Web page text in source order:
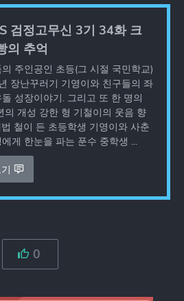
검정고무신 3기 34화 크
의 추억
의 주인공인 초등(그 시절 국민학교)
장난꾸러기 기영이와 친구들의 좌
돌 성장이야기. 그리고 또 한 명의
의 개성 강한 형 기철이의 웃음 향
철이 든 초등학생 기영이와 사춘
게 한눈을 파는 푼수 중학생 ...
0